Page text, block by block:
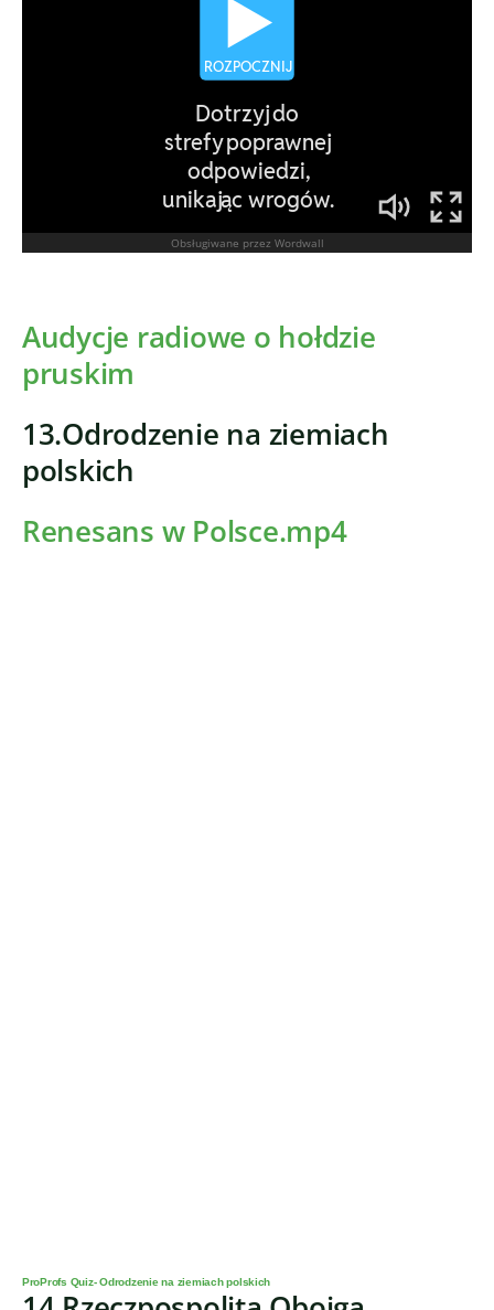
Audycje radiowe o hołdzie
pruskim
13.Odrodzenie na ziemiach
polskich
Renesans w Polsce.mp4
ProProfs Quiz- Odrodzenie na ziemiach polskich